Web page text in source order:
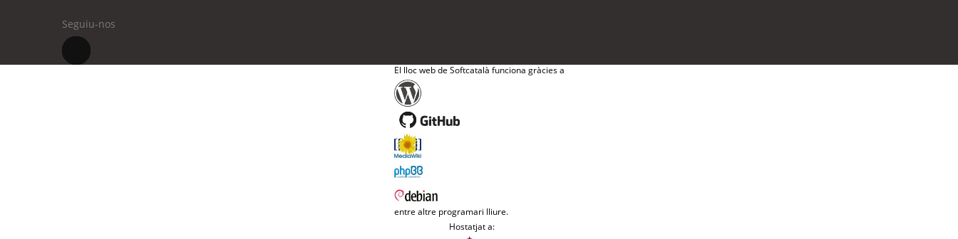
Seguiu-nos
El lloc web de Softcatalà funciona gràcies a
entre altre programari lliure.
Hostatjat a: